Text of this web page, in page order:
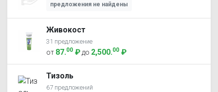
предложения не найдены
Живокост
31 предложение
от 87.00 ₽ до 2,500.00 ₽
Тизоль
67 предложений